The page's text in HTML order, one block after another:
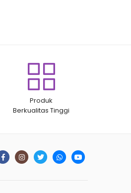
Produk
Berkualitas Tinggi